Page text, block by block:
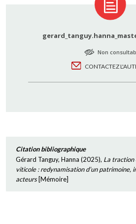
Non
CONTACTEZ
Citation bibliographique
Gérard Tanguy, Hanna (2025), La traction
viticole : redynamisation d’un patrimoine,
acteurs[Mémoire]